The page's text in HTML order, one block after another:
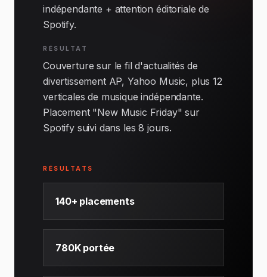
indépendante + attention éditoriale de
Spotify.
RÉSULTAT
Couverture sur le fil d'actualités de
divertissement AP, Yahoo Music, plus 12
verticales de musique indépendante.
Placement "New Music Friday" sur
Spotify suivi dans les 8 jours.
RÉSULTATS
140+ placements
780K portée